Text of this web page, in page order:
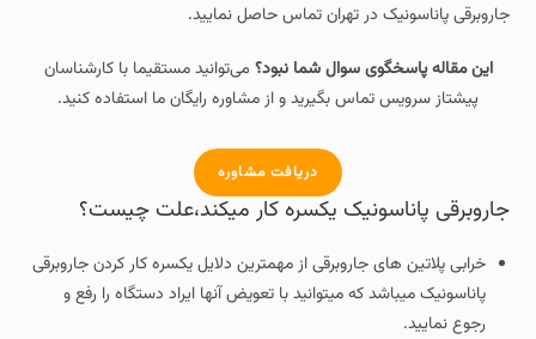
جاروبرقی پاناسونیک در تهران تماس حاصل نمایید.
این مقاله پاسخگوی سوال شما نبود؟ می‌توانید مستقیما با کارشناسان
پیشتاز سرویس تماس بگیرید و از مشاوره رایگان ما استفاده کنید.
دریافت مشاوره
جاروبرقی پاناسونیک یکسره کار میکند،علت چیست؟
خرابی پلاتین های جاروبرقی از مهمترین دلایل یکسره کار کردن جاروبرقی
پاناسونیک میباشد که میتوانید با تعویض آنها ایراد دستگاه را رفع و
رجوع نمایید.